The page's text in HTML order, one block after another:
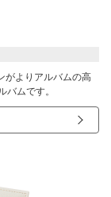
がよりアルバムの高
ムです。